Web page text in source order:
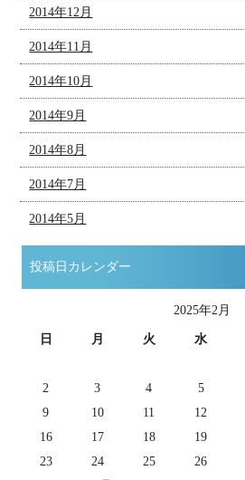
2014年12月
2014年11月
2014年10月
2014年9月
2014年8月
2014年7月
2014年5月
投稿日カレンダー
2025年2月
日 月 火 水
2
3 4 5
9
10 11 12
16
17 18 19
23
24 25 26